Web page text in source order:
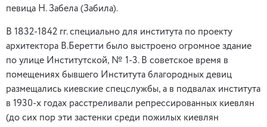
певица Н. Забела (Забила).
В 1832-1842 гг. специально для института по проекту
архитектора В.Беретти было выстроено огромное здание
по улице Институтской, № 1-3. В советское время в
помещениях бывшего Института благородных девиц
размещались киевские спецслужбы, а в подвалах института
в 1930-х годах расстреливали репрессированных киевлян
(до сих пор эти застенки среди пожилых киевлян